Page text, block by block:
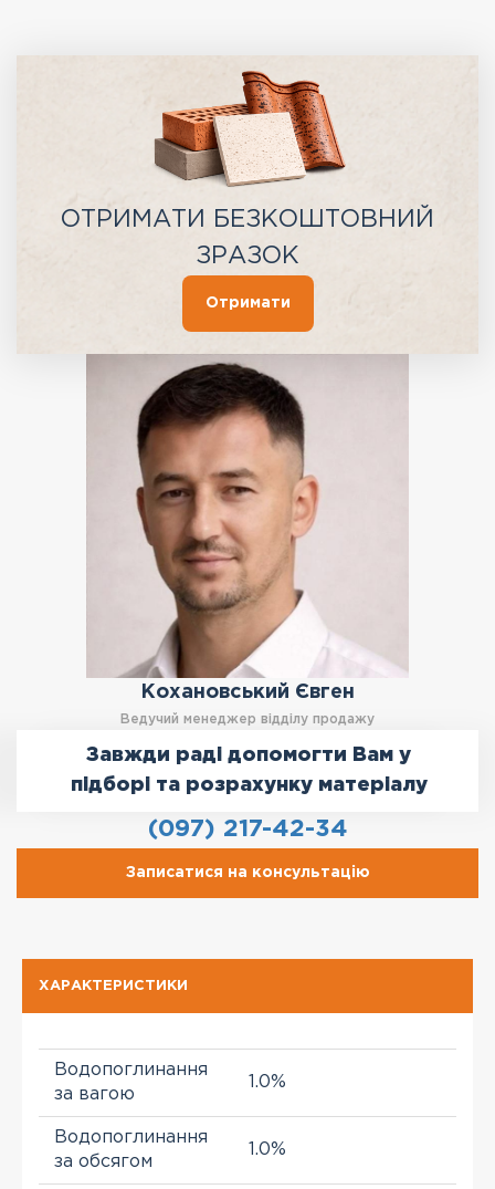
ОТРИМАТИ БЕЗКОШТОВНИЙ
ЗРАЗОК
Отримати
Кохановський Євген
Ведучий менеджер відділу продажу
Завжди раді допомогти Вам у
підборі та розрахунку матеріалу
(097) 217-42-34
Записатися на консультацію
ХАРАКТЕРИСТИКИ
Водопоглинання
за вагою
1.0%
Водопоглинання
за обсягом
1.0%